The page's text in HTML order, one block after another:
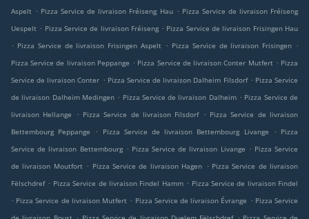
Aspelt . Pizza Service de livraison Fréiseng Hau . Pizza Service de livraison Fréiseng
Uespelt . Pizza Service de livraison Fréiseng . Pizza Service de livraison Frisingen Hau
. Pizza Service de livraison Frisingen Aspelt . Pizza Service de livraison Frisingen .
Pizza Service de livraison Peppange . Pizza Service de livraison Conter Mutfert . Pizza
Service de livraison Conter . Pizza Service de livraison Dalheim Filsdorf . Pizza Service
de livraison Dalheim Medingen . Pizza Service de livraison Dalheim . Pizza Service de
livraison Hellange
. Pizza Service de livraison Filsdorf . Pizza Service de livraison
Bettembourg Peppange
. Pizza Service de livraison Bettembourg Livange . Pizza
Service de livraison Bettembourg . Pizza Service de livraison Livange . Pizza Service
de livraison Moutfort . Pizza Service de livraison Hagen . Pizza Service de livraison
Fëlschdref . Pizza Service de livraison Findel Hamm . Pizza Service de livraison Findel
. Pizza Service de livraison Mutfert . Pizza Service de livraison Évrange . Pizza Service
. .